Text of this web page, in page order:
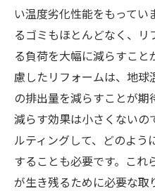
い温度劣化性能をもってい
るゴミもほとんどなく、
る負荷を大幅に減らすこ
慮したリフォームは、地
の排出量を減らすことが期
減らす効果は小さくない
ルティングして、どのよ
することも必要です。こ
が生き残るために必要な